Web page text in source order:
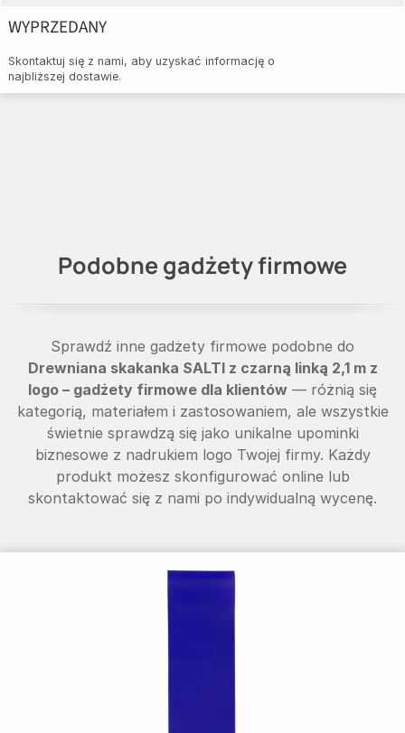
WYPRZEDANY
Skontaktuj się z nami, aby uzyskać informację o
najbliższej dostawie.
Podobne gadżety firmowe
Sprawdź inne gadżety firmowe podobne do
Drewniana skakanka SALTI z czarną linką 2,1 m z
logo – gadżety firmowe dla klientów — różnią się
kategorią, materiałem i zastosowaniem, ale wszystkie
świetnie sprawdzą się jako unikalne upominki
biznesowe z nadrukiem logo Twojej firmy. Każdy
produkt możesz skonfigurować online lub
skontaktować się z nami po indywidualną wycenę.